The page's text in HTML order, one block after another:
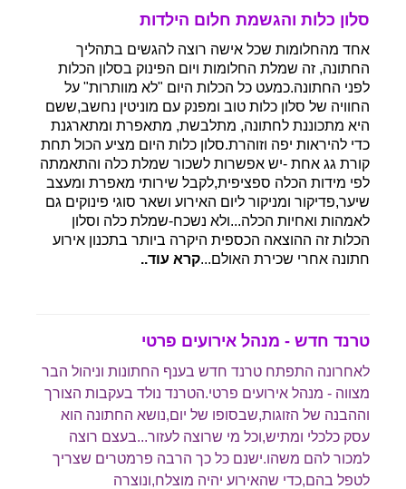
סלון כלות והגשמת חלום הילדות
אחד מהחלומות שכל אישה רוצה להגשים בתהליך
החתונה, זה שמלת החלומות ויום הפינוק בסלון הכלות
לפני החתונה.כמעט כל הכלות היום "לא מוותרות" על
החוויה של סלון כלות טוב ומפנק עם מוניטין נחשב,ששם
היא מתכוננת לחתונה, מתלבשת, מתאפרת ומתארגנת
כדי להיראות יפה וזוהרת.סלון כלות היום מציע הכול תחת
קורת גג אחת -יש אפשרות לשכור שמלת כלה והתאמתה
לפי מידות הכלה ספציפית,לקבל שירותי מאפרת ומעצב
שיער,פדיקור ומניקור ליום האירוע ושאר סוגי פינוקים גם
לאמהות ואחיות הכלה...ולא נשכח-שמלת כלה וסלון
הכלות זה ההוצאה הכספית היקרה ביותר בתכנון אירוע
חתונה אחרי שכירת האולם...קרא עוד..
טרנד חדש - מנהל אירועים פרטי
לאחרונה התפתח טרנד חדש בענף החתונות וניהול הבר
מצווה - מנהל אירועים פרטי.הטרנד נולד בעקבות הצורך
וההבנה של הזוגות,שבסופו של יום,נושא החתונה הוא
עסק כלכלי ומתיש,וכל מי שרוצה לעזור...בעצם רוצה
למכור להם משהו.ישנם כל כך הרבה פרמטרים שצריך
לטפל בהם,כדי שהאירוע יהיה מוצלח,ונוצרה